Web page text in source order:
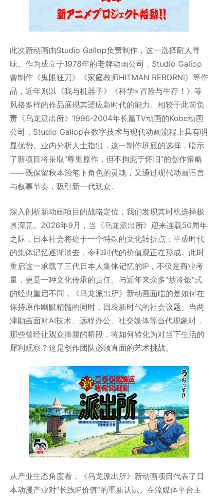
此次新动画由Studio Gallop负责制作，这一选择耐人寻
味。作为成立于1978年的老牌动画公司，Studio Gallop
曾制作《鬼眼狂刀》《家庭教师HITMAN REBORN!》等作
品，近年则以《我与机器子》《科学×冒险与生存！》等
风格多样的作品展现其适应新时代的能力。相较于此前负
责《乌龙派出所》1996-2004年长篇TV动画的Kobe动画
公司，Studio Gallop在数字技术与现代动画流程上具有明
显优势。业内分析人士指出，这一制作班底的选择，暗示
了新项目将采取”尊重原作，但不拘泥于怀旧”的创作策略
——既保留秋本治笔下角色的灵魂，又通过现代动画语言
与叙事节奏，吸引新一代观众。
深入剖析新动画项目的战略定位，我们发现其时机选择极
具深意。2026年9月，当《乌龙派出所》迎来连载50周年
之际，日本社会将处于一个特殊的文化转折点：平成时代
的集体记忆逐渐淡去，令和时代的价值观正在形成。此时
重启这一承载了三代日本人集体记忆的IP，不仅是商业考
量，更是一种文化传承的责任。与近年来众多”炒冷饭”式
的经典重启不同，《乌龙派出所》新动画面临的是如何在
保持原作幽默精髓的同时，回应新时代的社会议题。当两
津勘吉面对AI技术、远程办公、社交媒体等当代现象时，
那些曾经让观众捧腹的桥段，将如何转化为对当下生活的
犀利观察？这是创作团队必须直面的艺术挑战。
从产业生态角度看，《乌龙派出所》新动画项目代表了日
本动漫产业对”长线IP价值”的重新认识。在流媒体平台主